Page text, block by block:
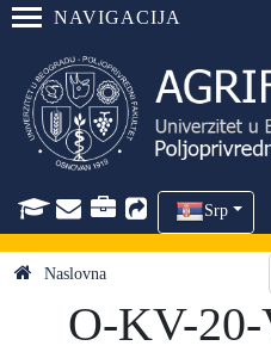
NAVIGACIJA
Srp
Naslovna
O-KV-